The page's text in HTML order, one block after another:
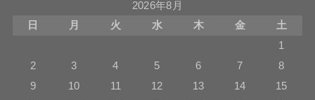
2026年8月
日
月 火 水 木 金
土
1
2
3 4 5 6 7
8
9
10 11 12 13 14
15